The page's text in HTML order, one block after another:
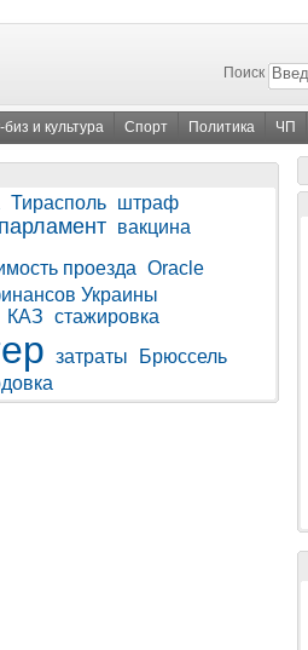
Поиск
и культура Спорт Политика ЧП
Тирасполь штраф
парламент вакцина
проезда Oracle
Украины
КАЗ стажировка
затраты
Брюссель